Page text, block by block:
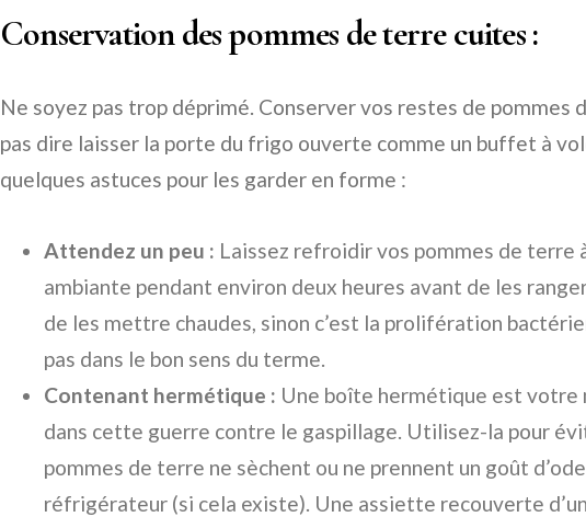
Conservation des pommes de terre cuites :
Ne soyez pas trop déprimé. Conserver vos restes de pommes
pas dire laisser la porte du frigo ouverte comme un buffet à
quelques astuces pour les garder en forme :
Attendez un peu : Laissez refroidir vos pommes de terre
ambiante pendant environ deux heures avant de les
de les mettre chaudes, sinon c’est la prolifération
pas dans le bon sens du terme.
Contenant hermétique : Une boîte hermétique est votre
dans cette guerre contre le gaspillage. Utilisez-la pour
pommes de terre ne sèchent ou ne prennent un goût
réfrigérateur (si cela existe). Une assiette recouverte